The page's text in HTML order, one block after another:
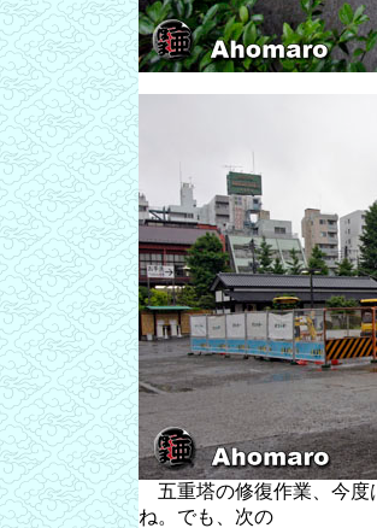
五重塔の修復作業、今度
ね。でも、次の